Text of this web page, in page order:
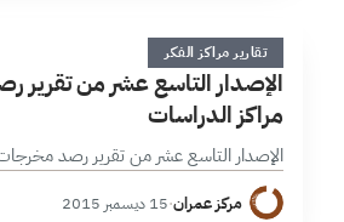
ا2 دقائق
تقارير مراكز الفكر
الإصدار التاسع عشر من
مراكز الدراسات
الإصدار التاسع عشر من تقرير رصد
مركز عمران·15 ديسمبر 2015